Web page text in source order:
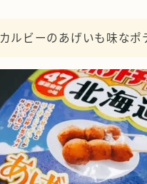
カルビーのあげいも味なポ